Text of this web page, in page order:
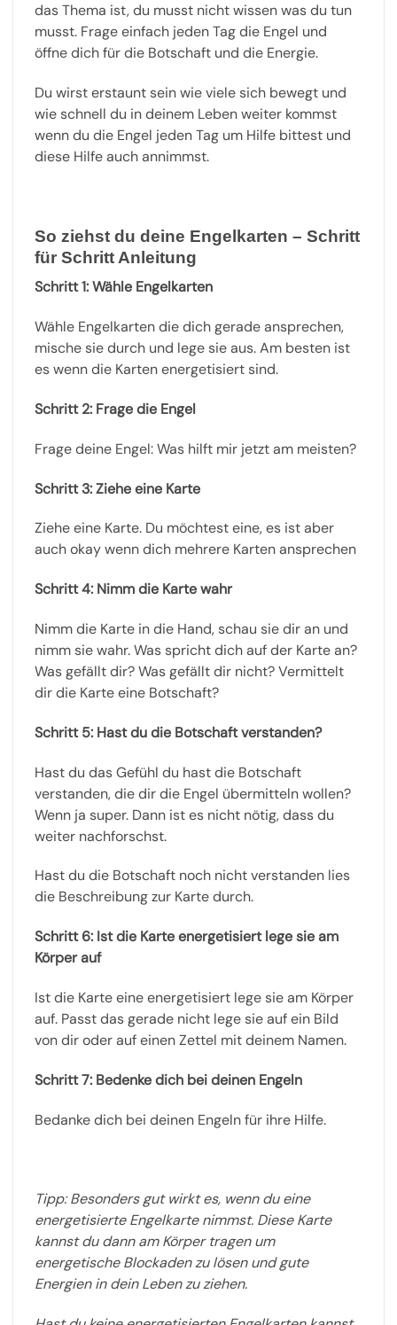
das Thema ist, du musst nicht wissen was du tun
musst. Frage einfach jeden Tag die Engel und
öffne dich für die Botschaft und die Energie.
Du wirst erstaunt sein wie viele sich bewegt und
wie schnell du in deinem Leben weiter kommst
wenn du die Engel jeden Tag um Hilfe bittest und
diese Hilfe auch annimmst.
So ziehst du deine Engelkarten – Schritt
für Schritt Anleitung
Schritt 1: Wähle Engelkarten
Wähle Engelkarten die dich gerade ansprechen,
mische sie durch und lege sie aus. Am besten ist
es wenn die Karten energetisiert sind.
Schritt 2: Frage die Engel
Frage deine Engel: Was hilft mir jetzt am meisten?
Schritt 3: Ziehe eine Karte
Ziehe eine Karte. Du möchtest eine, es ist aber
auch okay wenn dich mehrere Karten ansprechen
Schritt 4: Nimm die Karte wahr
Nimm die Karte in die Hand, schau sie dir an und
nimm sie wahr. Was spricht dich auf der Karte an?
Was gefällt dir? Was gefällt dir nicht? Vermittelt
dir die Karte eine Botschaft?
Schritt 5: Hast du die Botschaft verstanden?
Hast du das Gefühl du hast die Botschaft
verstanden, die dir die Engel übermitteln wollen?
Wenn ja super. Dann ist es nicht nötig, dass du
weiter nachforschst.
Hast du die Botschaft noch nicht verstanden lies
die Beschreibung zur Karte durch.
Schritt 6: Ist die Karte energetisiert lege sie am
Körper auf
Ist die Karte eine energetisiert lege sie am Körper
auf. Passt das gerade nicht lege sie auf ein Bild
von dir oder auf einen Zettel mit deinem Namen.
Schritt 7: Bedenke dich bei deinen Engeln
Bedanke dich bei deinen Engeln für ihre Hilfe.
Tipp: Besonders gut wirkt es, wenn du eine
energetisierte Engelkarte nimmst. Diese Karte
kannst du dann am Körper tragen um
energetische Blockaden zu lösen und gute
Energien in dein Leben zu ziehen.